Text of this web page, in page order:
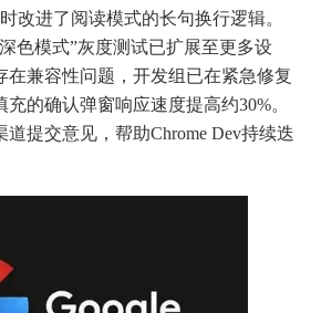
改进了阅读模式的长句换行逻辑。
色模式”灰度测试已扩展至更多设
在兼容性问题，开发组已在紧急修复
的确认弹窗响应速度提高约30%。
提交意见，帮助Chrome Dev持续迭